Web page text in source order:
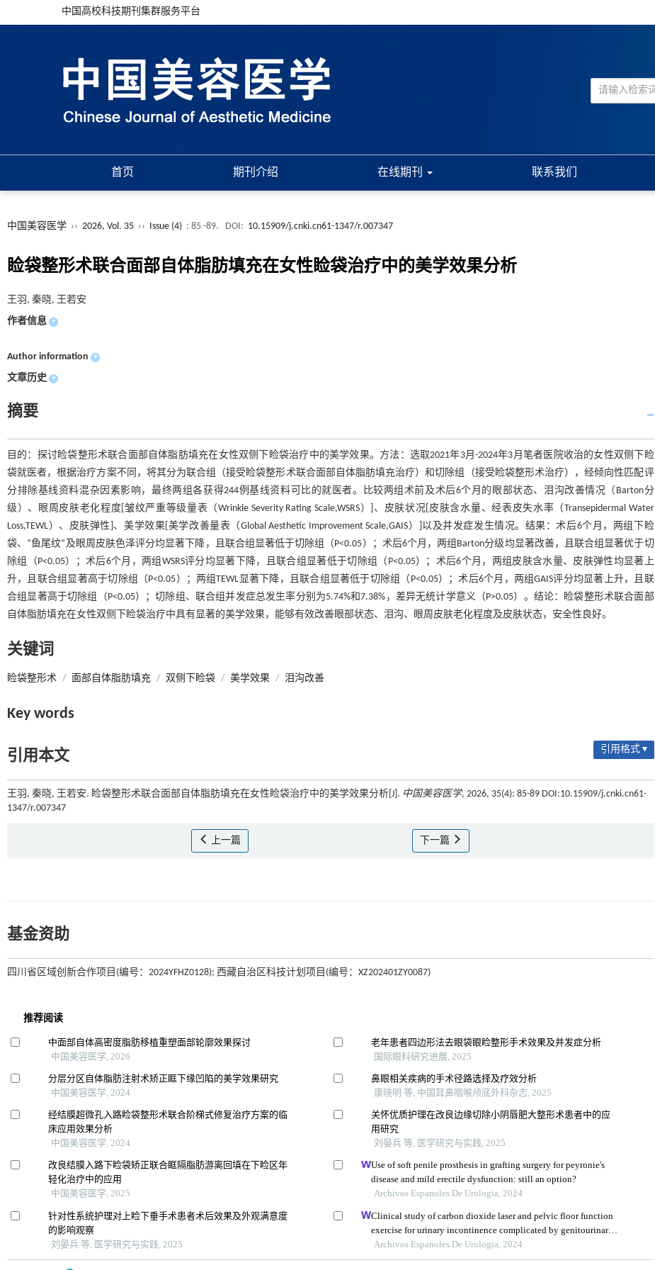
中国高校科技期刊集群服务平台
首页 期刊介绍 在线期刊 联系我们
中国美容医学 ›› 2026, Vol. 35 ›› Issue (4) : 85 -89. DOI: 10.15909/j.cnki.cn61-1347/r.007347
睑袋整形术联合面部自体脂肪填充在女性睑袋治疗中的美学效果分析
王羽, 秦晓, 王若安
作者信息 +
Author information +
文章历史 +
摘要
目的：探讨睑袋整形术联合面部自体脂肪填充在女性双侧下睑袋治疗中的美学效果。方法：选取2021年3月-2024年3月笔者医院收治的女性双侧下睑
袋就医者，根据治疗方案不同，将其分为联合组（接受睑袋整形术联合面部自体脂肪填充治疗）和切除组（接受睑袋整形术治疗），经倾向性匹配评
分排除基线资料混杂因素影响，最终两组各获得244例基线资料可比的就医者。比较两组术前及术后6个月的眼部状态、泪沟改善情况（Barton分
级）、眼周皮肤老化程度[皱纹严重等级量表（Wrinkle Severity Rating Scale,WSRS）]、皮肤状况[皮肤含水量、经表皮失水率（Transepidermal Water
Loss,TEWL）、皮肤弹性]、美学效果[美学改善量表（Global Aesthetic Improvement Scale,GAIS）]以及并发症发生情况。结果：术后6个月，两组下睑
袋、“鱼尾纹”及眼周皮肤色泽评分均显著下降，且联合组显著低于切除组（P<0.05）；术后6个月，两组Barton分级均显著改善，且联合组显著优于切
除组（P<0.05）；术后6个月，两组WSRS评分均显著下降，且联合组显著低于切除组（P<0.05）；术后6个月，两组皮肤含水量、皮肤弹性均显著上
升，且联合组显著高于切除组（P<0.05）；两组TEWL显著下降，且联合组显著低于切除组（P<0.05）；术后6个月，两组GAIS评分均显著上升，且联
合组显著高于切除组（P<0.05）；切除组、联合组并发症总发生率分别为5.74%和7.38%，差异无统计学意义（P>0.05）。结论：睑袋整形术联合面部
自体脂肪填充在女性双侧下睑袋治疗中具有显著的美学效果，能够有效改善眼部状态、泪沟、眼周皮肤老化程度及皮肤状态，安全性良好。
关键词
睑袋整形术 / 面部自体脂肪填充 / 双侧下睑袋 / 美学效果 / 泪沟改善
Key words
引用本文 引用格式 ▾
王羽, 秦晓, 王若安. 睑袋整形术联合面部自体脂肪填充在女性睑袋治疗中的美学效果分析[J]. 中国美容医学, 2026, 35(4): 85-89 DOI:10.15909/j.cnki.cn61-
1347/r.007347
上一篇 下一篇
基金资助
四川省区域创新合作项目(编号：2024YFHZ0128); 西藏自治区科技计划项目(编号：XZ202401ZY0087)